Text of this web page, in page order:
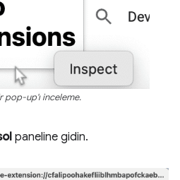
pop-up'ı inceleme.
paneline gidin.